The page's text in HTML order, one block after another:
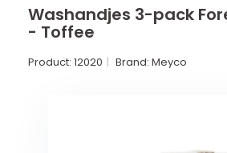
Washandjes 3-pack
- Toffee
Product: 12020 Brand: Meyco